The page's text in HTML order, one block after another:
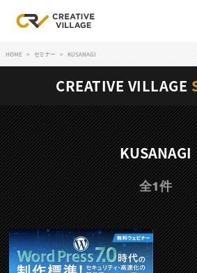
ログイン
RECRUIT
クリエイター求人を探す
CREATIVE JOB求人検索
特集求人
採用説明会
転職支援サービス
CONTENTS
スキルアップしたい！
HOME セミナー KUSANAGI
CREATIVE VILLAGE
KUSANAGI
全1件